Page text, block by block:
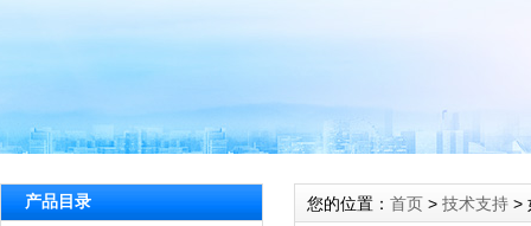
产品目录 您的位置： 首页 > 技术支持 >